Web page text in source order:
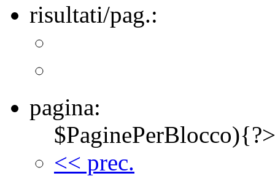
risultati/pag.:
pagina:
$PaginePerBlocco){?>
<< prec.